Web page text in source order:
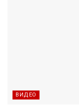
ВИДЕО